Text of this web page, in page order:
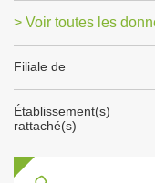
> Voir toutes les
Filiale de
Établissement(s)
rattaché(s)